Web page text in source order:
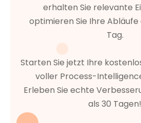
erhalten Sie relevante
optimieren Sie Ihre
Tag.
Starten Sie jetzt Ihre
voller Process-
Erleben Sie echte
als 30 Tagen!